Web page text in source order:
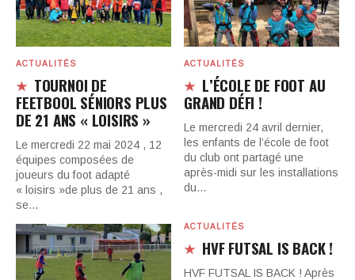
ACTUALITÉS
TOURNOI DE
FEETBOOL SÉNIORS PLUS
DE 21 ANS « LOISIRS »
Le mercredi 22 mai 2024 , 12
équipes composées de
joueurs du foot adapté
« loisirs »de plus de 21 ans ,
se…
ACTUALITÉS
L’ÉCOLE DE FOOT AU
GRAND DÉFI !
Le mercredi 24 avril dernier,
les enfants de l’école de foot
du club ont partagé une
après-midi sur les installations
du…
ACTUALITÉS
HVF FUTSAL IS BACK !
HVF FUTSAL IS BACK ! Après